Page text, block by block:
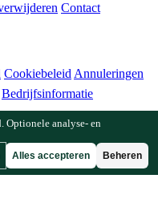
Contact
Cookiebeleid Annuleringen
Bedrijfsinformatie
Tuingalerij
Optionele analyse- en
Alles accepteren Beheren